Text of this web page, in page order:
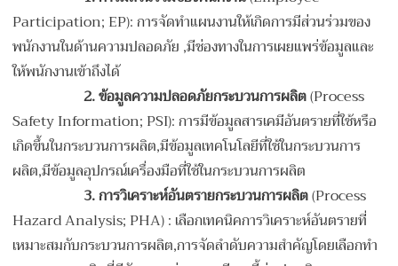
Participation; EP): การจัดทำแผนงานให้เกิดการมีส่วนร่วมของ
พนักงานในด้านความปลอดภัย ,มีช่องทางในการเผยแพร่ข้อมูลและ
ให้พนักงานเข้าถึงได้
2.ข้อมูลความปลอดภัยกระบวนการผลิต(Process
Safety Information; PSI): การมีข้อมูลสารเคมีอันตรายที่ใช้หรือ
เกิดขึ้นในกระบวนการผลิต,มีข้อมูลเทคโนโลยีที่ใช้ในกระบวนการ
ผลิต,มีข้อมูลอุปกรณ์เครื่องมือที่ใช้ในกระบวนการผลิต
3.การวิเคราะห์อันตรายกระบวนการผลิต(Process
Hazard Analysis; PHA) : เลือกเทคนิคการวิเคราะห์อันตรายที่
เหมาะสมกับกระบวนการผลิต,การจัดลำดับความสำคัญโดยเลือกทำ